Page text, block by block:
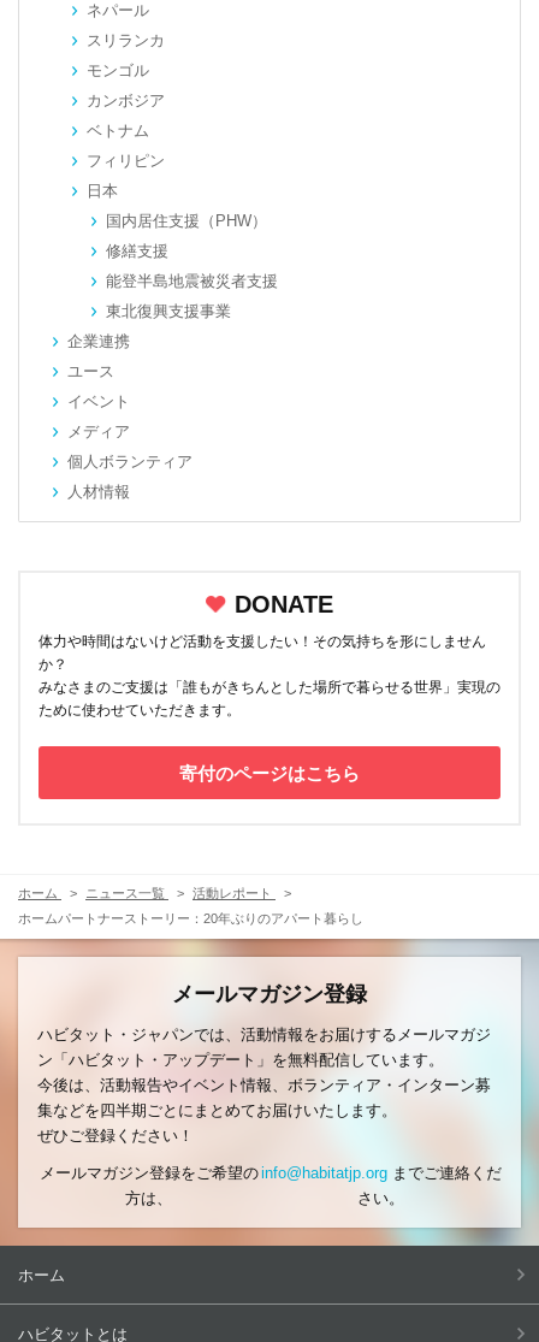
ネパール
スリランカ
モンゴル
カンボジア
ベトナム
フィリピン
日本
国内居住支援（PHW）
修繕支援
能登半島地震被災者支援
東北復興支援事業
企業連携
ユース
イベント
メディア
個人ボランティア
人材情報
DONATE
体力や時間はないけど活動を支援したい！その気持ちを形にしません
か？
みなさまのご支援は「誰もがきちんとした場所で暮らせる世界」実現の
ために使わせていただきます。
寄付のページはこちら
ホーム ニュース一覧
活動レポート
ホームパートナーストーリー：20年ぶりのアパート暮らし
メールマガジン登録
ハビタット・ジャパンでは、活動情報をお届けするメールマガジ
ン「ハビタット・アップデート」を無料配信しています。
今後は、活動報告やイベント情報、ボランティア・インターン募
集などを四半期ごとにまとめてお届けいたします。
ぜひご登録ください！
メールマガジン登録をご希望の
方は、
info@habitatjp.orgまでご連絡くだ
さい。
ホーム
ハビタットとは